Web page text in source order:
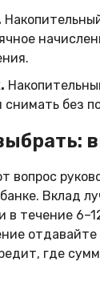
снимать без
вопрос
Вклад
в течение
где